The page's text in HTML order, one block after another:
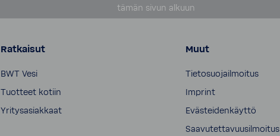
tämän sivun alkuun
Ratkaisut
BWT Vesi
Tuotteet kotiin
Yritysasiakkaat
Muut
Tietosuojailmoitus
Imprint
Evästeidenkäyttö
Saavutettavuusilmoitus